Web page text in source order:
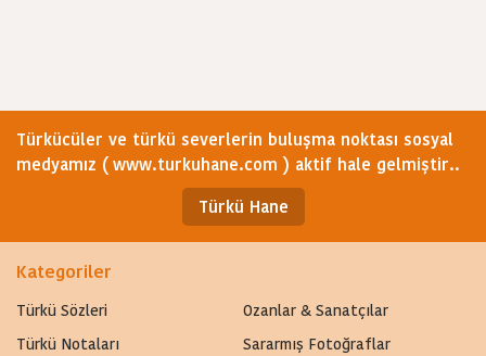
Türkücüler ve türkü severlerin buluşma noktası sosyal
medyamız ( www.turkuhane.com ) aktif hale gelmiştir..
Türkü Hane
Kategoriler
Türkü Sözleri
Ozanlar & Sanatçılar
Türkü Notaları
Sararmış Fotoğraflar